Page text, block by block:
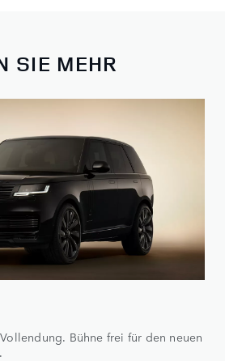
SIE MEHR
Bühne frei für den neuen